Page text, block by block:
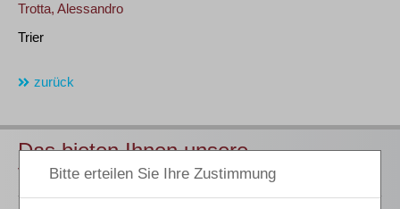
Trotta, Alessandro
Trier
zurück
Das bieten Ihnen unsere
Veranstaltungen